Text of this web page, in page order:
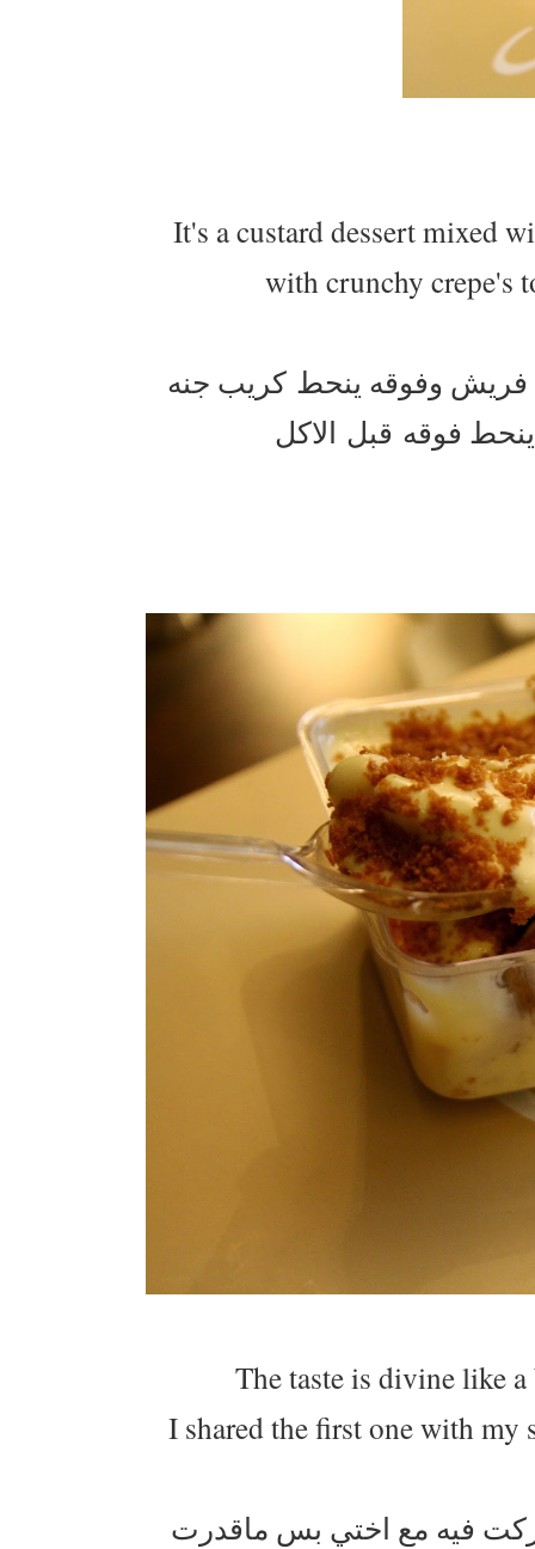
It's a custard dessert mixed
with crunchy crepe's
فريش وفوقه ينحط كريب جنه
The taste is divine like
I shared the first one with my
فيه مع اختي بس ماقدرت